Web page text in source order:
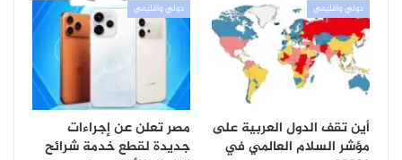
دولي واقليمي
أين تقف الدول العربية على
مؤشر السلام العالمي في
دولي واقليمي
مصر تعلن عن إجراءات
جديدة لقطع خدمة شرائح